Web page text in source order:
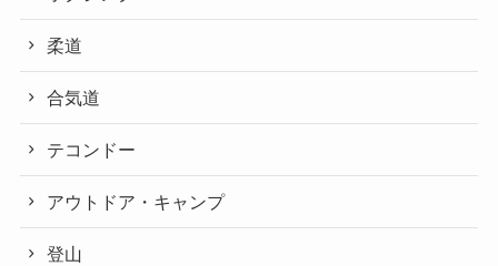
柔道
合気道
テコンドー
アウトドア・キャンプ
登山